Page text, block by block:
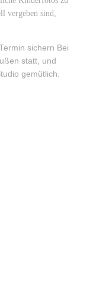
vergeben sind,
sichern Bei
statt, und
gemütlich.